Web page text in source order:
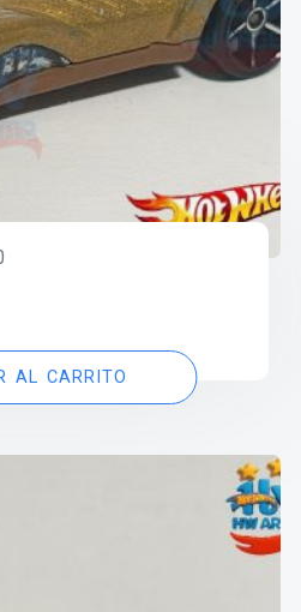
AL CARRITO